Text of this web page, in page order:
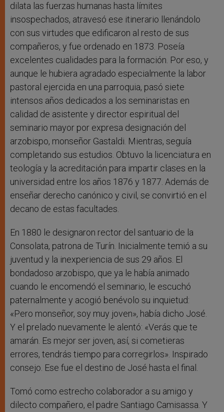
dilata las fuerzas humanas hasta límites
insospechados, atravesó ese itinerario llenándolo
con sus virtudes que edificaron al resto de sus
compañeros, y fue ordenado en 1873. Poseía
excelentes cualidades para la formación. Por eso, y
aunque le hubiera agradado especialmente la labor
pastoral ejercida en una parroquia, pasó siete
intensos años dedicados a los seminaristas en
calidad de asistente y director espiritual del
seminario mayor por expresa designación del
arzobispo, monseñor Gastaldi. Mientras, seguía
completando sus estudios. Obtuvo la licenciatura en
teología y la acreditación para impartir clases en la
universidad entre los años 1876 y 1877. Además de
enseñar derecho canónico y civil, se convirtió en el
decano de estas facultades.
En 1880 le designaron rector del santuario de la
Consolata, patrona de Turín. Inicialmente temió a su
juventud y la inexperiencia de sus 29 años. El
bondadoso arzobispo, que ya le había animado
cuando le encomendó el seminario, le escuchó
paternalmente y acogió benévolo su inquietud:
«Pero monseñor, soy muy joven», había dicho José.
Y el prelado nuevamente le alentó: «Verás que te
amarán. Es mejor ser joven, así, si cometieras
errores, tendrás tiempo para corregirlos». Inspirado
consejo. Ese fue el destino de José hasta el final.
Tomó como estrecho colaborador a su amigo y
dilecto compañero, el padre Santiago Camisassa. Y